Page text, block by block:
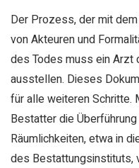
Der Prozess, der mit
von Akteuren und
des Todes muss ein
ausstellen. Dieses
für alle weiteren Schritte.
Bestatter die
Räumlichkeiten, etwa in
des Bestattungsinstituts,